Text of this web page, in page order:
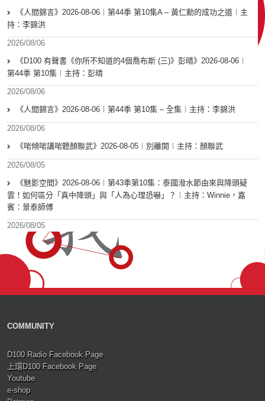
《人間錦言》2026-08-06︱第44季 第10集A – 黃仁勳的成功之道︱主
持：李錦洪
2026/08/06
《D100 有聲書《你所不知道的4個喬布斯 (三)》彭晴》2026-08-06︱
第44季 第10集︱主持：彭晴
2026/08/06
《人間錦言》2026-08-06︱第44季 第10集 – 全集︱主持：李錦洪
2026/08/06
《啱傾啱講啱聽顏聯武》2026-08-05︱別離開︱主持：顏聯武
2026/08/05
《魅影空間》2026-08-06︱第43季第10集：泰國潑水節由來與降頭疑
雲！如何區分「真中降頭」與「人為心理恐嚇」？︱主持：Winnie，嘉
賓：景泰師傅
2026/08/05
COMMUNITY
D100 Radio Facebook Page
上環D100 Facebook Page
Youtube
e-shop